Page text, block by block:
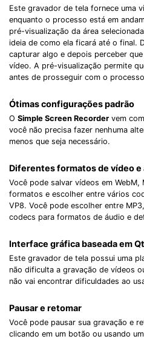
Este gravador de tela fornece uma
enquanto o processo está em
pré-visualização da área
ideia de como ela ficará até o final.
capturar algo e depois perceber
vídeo. A pré-visualização permite
antes de prosseguir com o
Ótimas configurações padrão
O Simple Screen Recorder vem
você não precisa fazer nenhuma
menos que seja necessário.
Diferentes formatos de vídeo e
Você pode salvar vídeos em WebM,
formatos e escolher entre vários
VP8. Você pode escolher entre
codecs para formatos de áudio e
Interface gráfica baseada em Qt
Este gravador de tela possui uma
não dificulta a gravação de vídeos
não vai encontrar dificuldades ao
Pausar e retomar
Você pode pausar sua gravação e
clicando em um botão ou usando